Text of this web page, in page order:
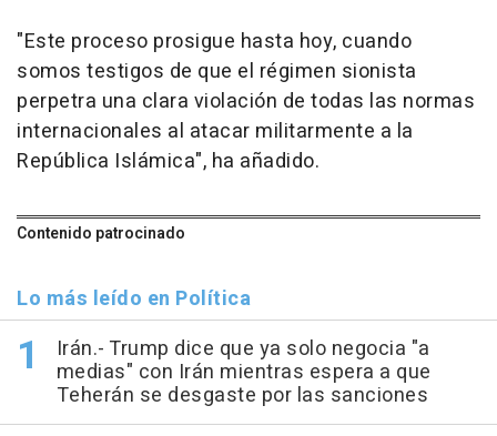
"Este proceso prosigue hasta hoy, cuando
somos testigos de que el régimen sionista
perpetra una clara violación de todas las normas
internacionales al atacar militarmente a la
República Islámica", ha añadido.
Contenido patrocinado
Lo más leído en Política
Irán.- Trump dice que ya solo negocia "a
medias" con Irán mientras espera a que
Teherán se desgaste por las sanciones